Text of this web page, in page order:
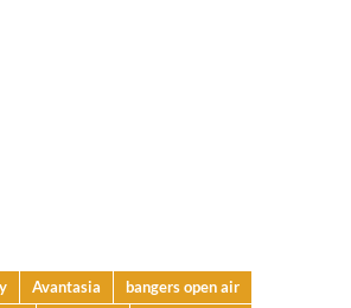
Avantasia
bangers open air